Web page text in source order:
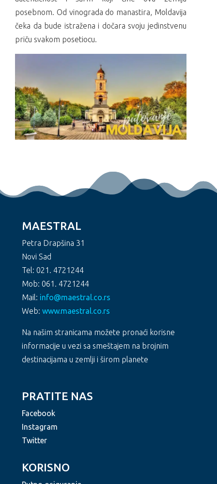
posebnom. Od vinograda do manastira, Moldavija
čeka da bude istražena i dočara svoju jedinstvenu
priču svakom posetiocu.
MAESTRAL
Petra Drapšina 31
Novi Sad
Tel: 021. 4721244
Mob: 061. 4721244
Mail: info@maestral.co.rs
Web: www.maestral.co.rs
Na našim stranicama možete pronaći korisne
informacije u vezi sa smeštajem na brojnim
destinacijama u zemlji i širom planete
PRATITE NAS
Facebook
Instagram
Twitter
KORISNO